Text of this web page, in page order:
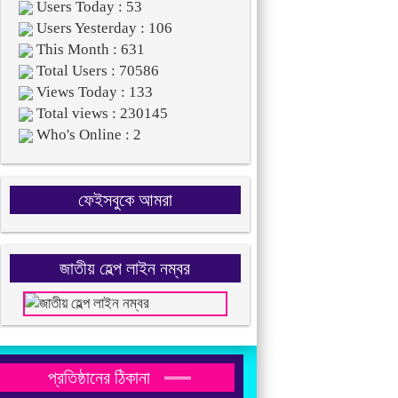
Users Today : 53
Users Yesterday : 106
This Month : 631
Total Users : 70586
Views Today : 133
Total views : 230145
Who's Online : 2
ফেইসবুকে আমরা
জাতীয় হেল্প লাইন নম্বর
প্রতিষ্ঠানের ঠিকানা